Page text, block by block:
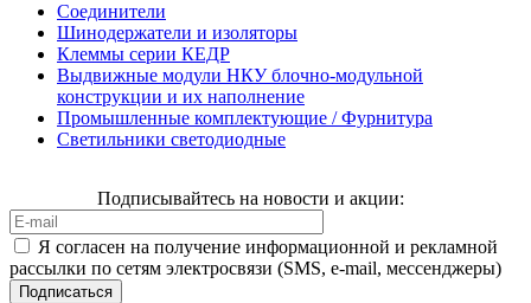
Соединители
Шинодержатели и изоляторы
Клеммы серии КЕДР
Выдвижные модули НКУ блочно-модульной
конструкции и их наполнение
Промышленные комплектующие / Фурнитура
Светильники светодиодные
Подписывайтесь на новости и акции:
Я согласен на получение информационной и рекламной
рассылки по сетям электросвязи (SMS, e-mail, мессенджеры)